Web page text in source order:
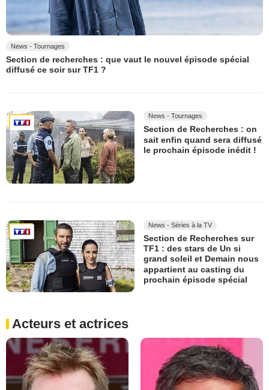
News - Tournages
Section de recherches : que vaut le nouvel épisode spécial
diffusé ce soir sur TF1 ?
News - Tournages
Section de Recherches : on
sait enfin quand sera diffusé
le prochain épisode inédit !
News - Séries à la TV
Section de Recherches sur
TF1 : des stars de Un si
grand soleil et Demain nous
appartient au casting du
prochain épisode spécial
Acteurs et actrices